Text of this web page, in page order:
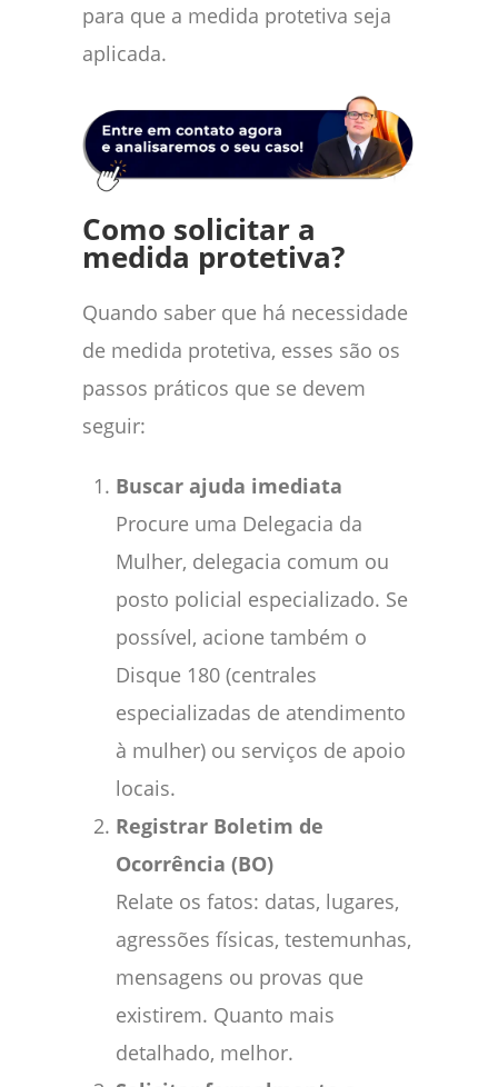
para que a medida protetiva seja
aplicada.
Como solicitar a
medida protetiva?
Quando saber que há necessidade
de medida protetiva, esses são os
passos práticos que se devem
seguir:
Buscar ajuda imediata
Procure uma Delegacia da
Mulher, delegacia comum ou
posto policial especializado. Se
possível, acione também o
Disque 180 (centrales
especializadas de atendimento
à mulher) ou serviços de apoio
locais.
Registrar Boletim de
Ocorrência (BO)
Relate os fatos: datas, lugares,
agressões físicas, testemunhas,
mensagens ou provas que
existirem. Quanto mais
detalhado, melhor.